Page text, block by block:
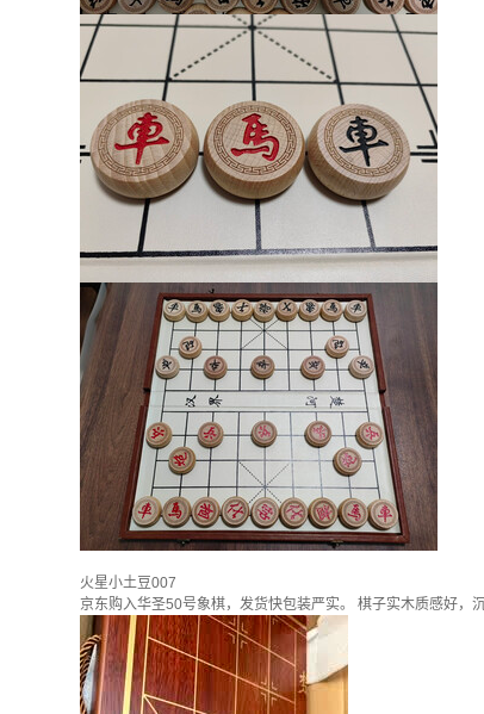
火星小土豆007
京东购入华圣50号象棋，发货快包装严实。 棋子实木质感好，